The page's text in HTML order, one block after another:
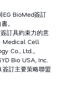
EG BioMed簽訂
。
訂具約束力的意
Medical Cell
Co., Ltd.。
Bio USA, Inc.
訂主要策略聯盟